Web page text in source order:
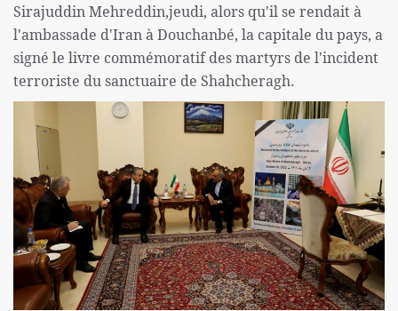
Sirajuddin Mehreddin,jeudi, alors qu'il se rendait à
l'ambassade d'Iran à Douchanbé, la capitale du pays, a
signé le livre commémoratif des martyrs de l'incident
terroriste du sanctuaire de Shahcheragh.